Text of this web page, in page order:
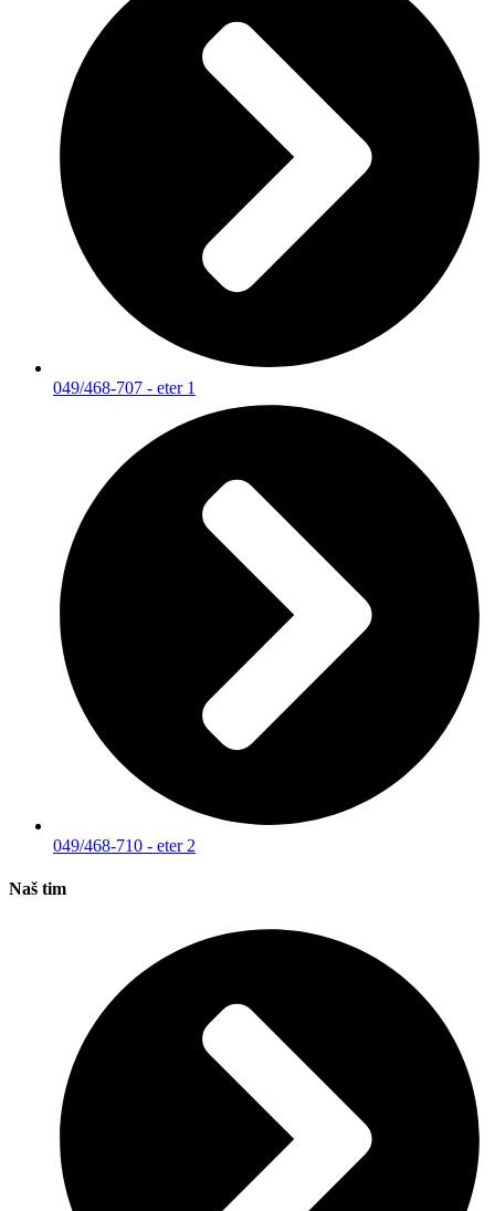
049/468-707 - eter 1
049/468-710 - eter 2
Naš tim